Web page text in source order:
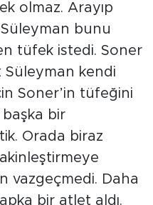
olmaz. Arayıp
bunu
tüfek istedi. Soner
Süleyman kendi
Soner’in tüfeğini
bir
Orada biraz
vazgeçmedi. Daha
bir atlet aldı.